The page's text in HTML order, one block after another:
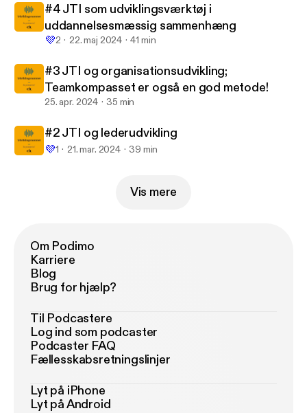
#4 JTI som udviklingsværktøj i
uddannelsesmæssig sammenhæng
💜2 22. maj 2024 41 min
#3 JTI og organisationsudvikling;
Teamkompasset er også en god metode!
25. apr. 2024 35 min
#2 JTI og lederudvikling
💜1 21. mar. 2024 39 min
Vis mere
Om Podimo
Karriere
Blog
Brug for hjælp?
Til Podcastere
Log ind som podcaster
Podcaster FAQ
Fællesskabsretningslinjer
Lyt på iPhone
Lyt på Android